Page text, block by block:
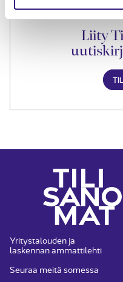
Liity
Yritystalouden ja
laskennan ammattilehti
Seuraa meitä somessa